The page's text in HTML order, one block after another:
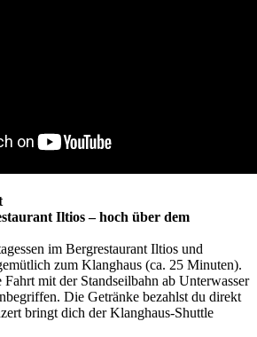
Iltios – hoch über dem
im Bergrestaurant Iltios und
zum Klanghaus (ca. 25 Minuten).
mit der Standseilbahn ab Unterwasser
Die Getränke bezahlst du direkt
bringt dich der Klanghaus-Shuttle